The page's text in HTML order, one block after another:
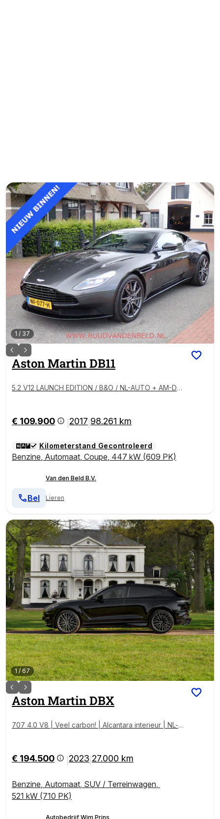
1 / 37
Aston MartinDB11
5.2 V12 LAUNCH EDITION / B&O / NL-AUTO + AM-DE
€ 109.900 2017 98.261 km
Kilometerstand Gecontroleerd
Benzine, Automaat, Coupe, 447 kW (609 PK)
Van den Beld B.V.
Lieren
Bel
1 / 67
Aston MartinDBX
707 4.0 V8 | Veel carbon! | Alcantara interieur | NL-a
€ 194.500 2023 27.000 km
Benzine, Automaat, SUV / Terreinwagen,
521 kW (710 PK)
Autobedrijf Wim Prins